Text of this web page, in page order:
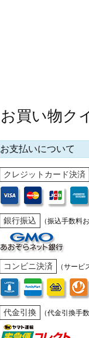
お買い物ク
お支払いについて
クレジットカード決済
銀行振込 （振込手数料
コンビニ決済 （サービ
代金引換 （代金引換手